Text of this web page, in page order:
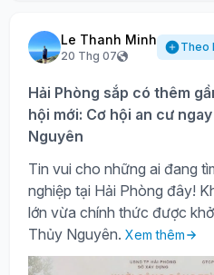
Le Thanh Minh
20 Thg 07
Theo
Hải Phòng sắp có thêm
hội mới: Cơ hội an cư
Nguyên
Tin vui cho những ai đang
nghiệp tại Hải Phòng đây!
lớn vừa chính thức được
Thủy Nguyên. Xem thêm